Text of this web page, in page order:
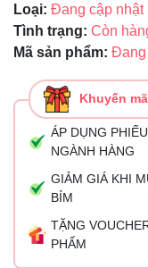
Loại: Đang cập nhật
Tình trạng: Còn
Mã sản phẩm: Đang
Khuyến
ÁP DỤNG
NGÀNH HÀNG
GIẢM GIÁ KHI
BỈM
TẶNG
PHẨM